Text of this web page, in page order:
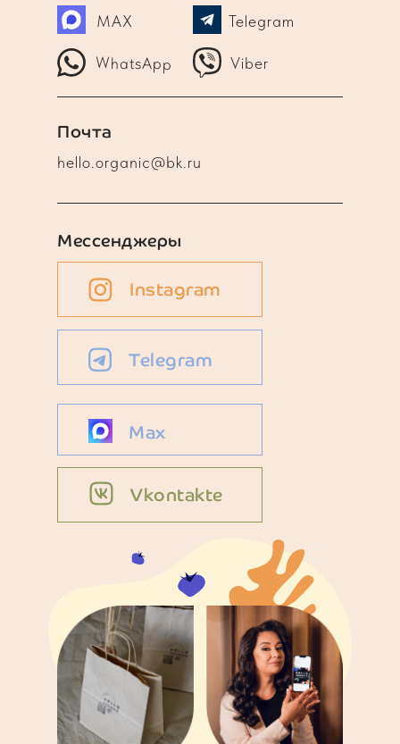
WhatsApp Viber
Telegram
MAX
hello.organic@bk.ru
Почта
Instagram
Telegram
Max
Vkontakte
Мессенджеры